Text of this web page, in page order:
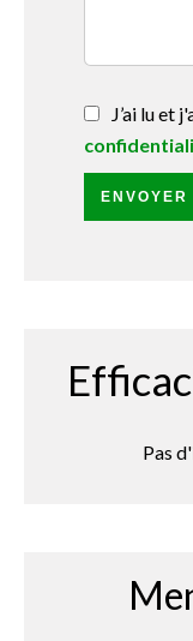
J’ai lu et
ENVOYER
Pas